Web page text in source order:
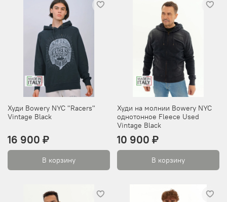
Худи Bowery NYC "Racers"
Vintage Black
16 900 ₽
В корзину
Худи на молнии Bowery NYC
однотонное Fleece Used
Vintage Black
10 900 ₽
В корзину